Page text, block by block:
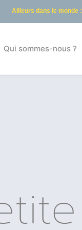
Ailleurs dans le monde :
Qui sommes-nous ?